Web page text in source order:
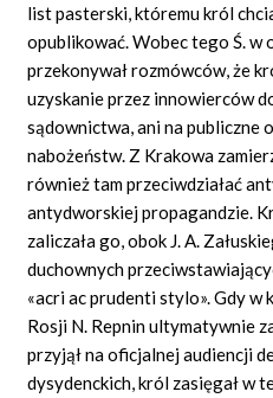
list pasterski, któremu król
opublikować. Wobec tego Ś.
przekonywał rozmówców, że
uzyskanie przez innowierców
sądownictwa, ani na publiczne
nabożeństw. Z Krakowa
również tam przeciwdziałać
antydworskiej propagandzie.
zaliczała go, obok J. A.
duchownych
«acri ac prudenti stylo». Gdy
Rosji N. Repnin ultymatywnie
przyjął na oficjalnej audiencji
dysydenckich, król zasięgał w